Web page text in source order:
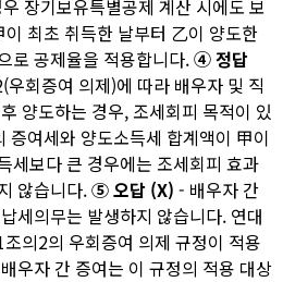
장기보유특별공제 계산 시에도 보
최초 취득한 날부터 乙이 양도한
로 공제율을 적용합니다.④ 정답
회증여 의제)에 따라 배우자 및 직
양도하는 경우, 조세회피 목적이 있
증여세와 양도소득세 합계액이 甲이
세보다 큰 경우에는 조세회피 효과
않습니다.⑤ 오답 (X) - 배우자 간
세의무는 발생하지 않습니다. 연대
의2의 우회증여 의제 규정이 적용
우자 간 증여는 이 규정의 적용 대상